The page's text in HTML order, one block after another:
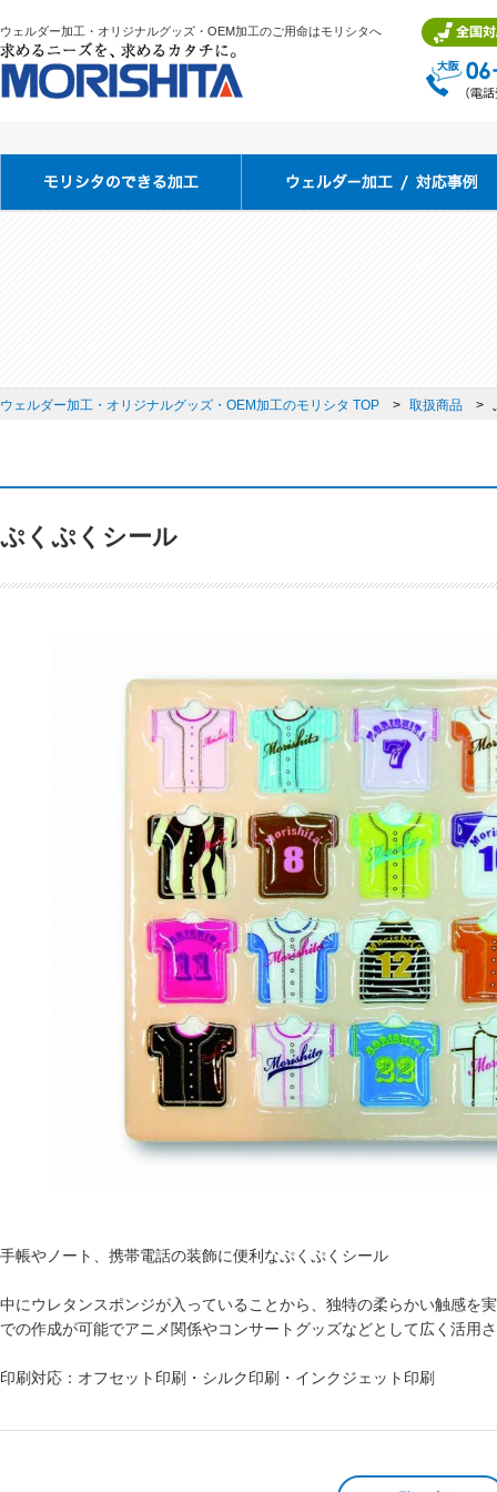
ウェルダー加工・オリジナルグッズ・OEM加工のご用命はモリシタへ
ウェルダー加工・オリジナルグッズ・OEM加工のモリシタ TOP 取扱商品
ぷくぷくシール
手帳やノート、携帯電話の装飾に便利なぷくぷくシール
中にウレタンスポンジが入っていることから、独特の柔らかい触感を
での作成が可能でアニメ関係やコンサートグッズなどとして広く活用
印刷対応：オフセット印刷・シルク印刷・インクジェット印刷